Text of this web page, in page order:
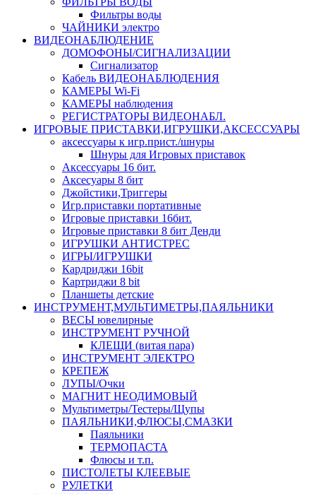
Фильтры воды
ЧАЙНИКИ электро
ВИДЕОНАБЛЮДЕНИЕ
ДОМОФОНЫ/СИГНАЛИЗАЦИИ
Сигнализатор
Кабель ВИДЕОНАБЛЮДЕНИЯ
КАМЕРЫ Wi-Fi
КАМЕРЫ наблюдения
РЕГИСТРАТОРЫ ВИДЕОНАБЛ.
ИГРОВЫЕ ПРИСТАВКИ,ИГРУШКИ,АКСЕССУАРЫ
аксесcуары к игр.прист./шнуры
Шнуры для Игровых приставок
Аксессуары 16 бит.
Аксесуары 8 бит
Джойстики,Триггеры
Игр.приставки портативные
Игровые приставки 16бит.
Игровые приставки 8 бит Денди
ИГРУШКИ АНТИСТРЕС
ИГРЫ/ИГРУШКИ
Кардриджи 16bit
Картриджи 8 bit
Планшеты детские
ИНСТРУМЕНТ,МУЛЬТИМЕТРЫ,ПАЯЛЬНИКИ
ВЕСЫ ювелирные
ИНСТРУМЕНТ РУЧНОЙ
КЛЕЩИ (витая пара)
ИНСТРУМЕНТ ЭЛЕКТРО
КРЕПЕЖ
ЛУПЫ/Очки
МАГНИТ НЕОДИМОВЫЙ
Мультиметры/Тестеры/Щупы
ПАЯЛЬНИКИ,ФЛЮСЫ,СМАЗКИ
Паяльники
ТЕРМОПАСТА
Флюсы и т.п.
ПИСТОЛЕТЫ КЛЕЕВЫЕ
РУЛЕТКИ